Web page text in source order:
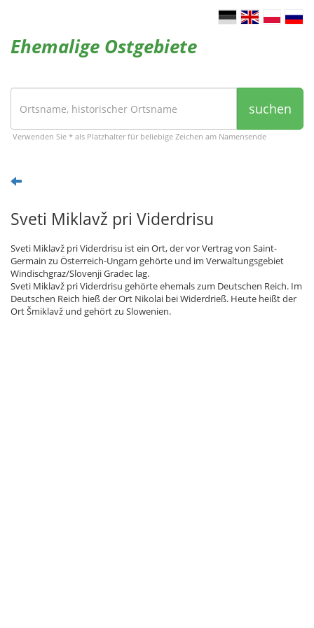
Ehemalige Ostgebiete
suchen
Verwenden Sie * als Platzhalter für beliebige Zeichen am Namensende
Sveti Miklavž pri Viderdrisu
Sveti Miklavž pri Viderdrisu ist ein Ort, der vor Vertrag von Saint-
Germain zu Österreich-Ungarn gehörte und im Verwaltungsgebiet
Windischgraz/Slovenji Gradec lag.
Sveti Miklavž pri Viderdrisu gehörte ehemals zum Deutschen Reich. Im
Deutschen Reich hieß der Ort Nikolai bei Widerdrieß. Heute heißt der
Ort Šmiklavž und gehört zu Slowenien.